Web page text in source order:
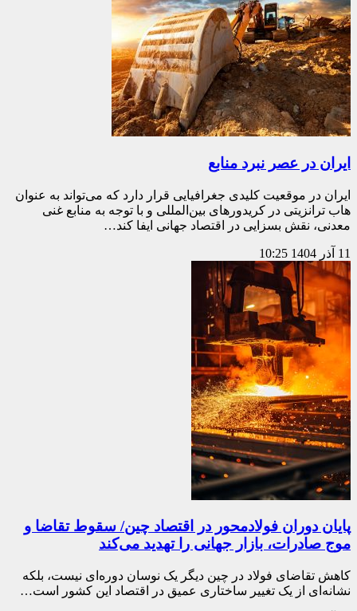
ایران در عصر نبرد منابع
ایران در موقعیت کلیدی جغرافیایی قرار دارد که می‌تواند به عنوان
هاب ترانزیتی در کریدورهای بین‌المللی و با توجه به منابع غنی
معدنی، نقش بسزایی در اقتصاد جهانی ایفا کند…
11 آذر 1404 10:25
پایان دوران فولادمحور در اقتصاد چین/ سقوط تقاضا و
موج صادرات، بازار جهانی را تهدید می‌کند
کاهش تقاضای فولاد در چین دیگر یک نوسان دوره‌ای نیست، بلکه
نشانه‌ای از یک تغییر ساختاری عمیق در اقتصاد این کشور است…